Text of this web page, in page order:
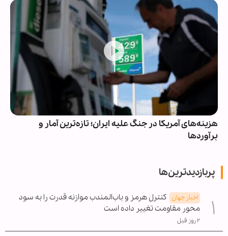
هزینه‌های آمریکا در جنگ علیه ایران؛ تازه‌ترین آمار و
برآوردها
پربازدیدترین‌ها
اخبار جهان کنترل هرمز و باب‌المندب موازنه قدرت را به سود
محور مقاومت تغییر داده است
۲ روز قبل